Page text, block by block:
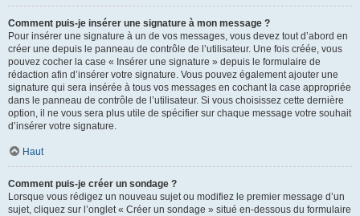
Comment puis-je insérer une signature à mon message ?
Pour insérer une signature à un de vos messages, vous devez tout d’abord en
créer une depuis le panneau de contrôle de l’utilisateur. Une fois créée, vous
pouvez cocher la case « Insérer une signature » depuis le formulaire de
rédaction afin d’insérer votre signature. Vous pouvez également ajouter une
signature qui sera insérée à tous vos messages en cochant la case appropriée
dans le panneau de contrôle de l’utilisateur. Si vous choisissez cette dernière
option, il ne vous sera plus utile de spécifier sur chaque message votre souhait
d’insérer votre signature.
Haut
Comment puis-je créer un sondage ?
Lorsque vous rédigez un nouveau sujet ou modifiez le premier message d’un
sujet, cliquez sur l’onglet « Créer un sondage » situé en-dessous du formulaire